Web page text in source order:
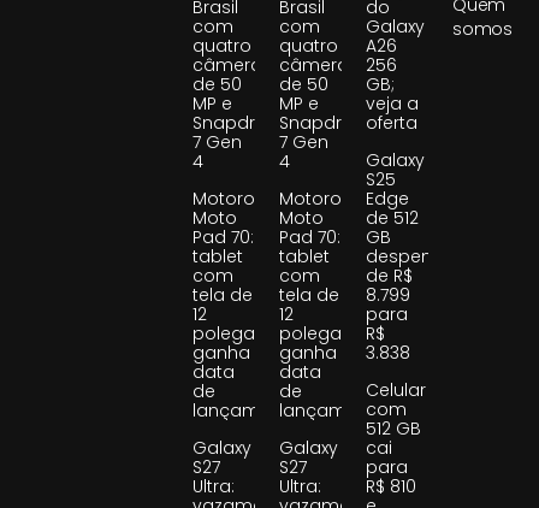
Brasil
com
quatro
câmeras
de 50
MP e
Snapdragon
7 Gen
4
Motorola
Moto
Pad 70:
tablet
com
tela de
12
polegadas
ganha
data
de
lançamento
Galaxy
S27
Ultra:
Brasil
com
quatro
câmeras
de 50
MP e
Snapdragon
7 Gen
4
Motorola
Moto
Pad 70:
tablet
com
tela de
12
polegadas
ganha
data
de
lançamento
Galaxy
S27
Ultra:
do
Galaxy
A26
256
GB;
veja a
oferta
Galaxy
S25
Edge
de 512
GB
despenca
de R$
8.799
para
R$
3.838
Celular
com
512 GB
cai
para
R$ 810
Quem
somos